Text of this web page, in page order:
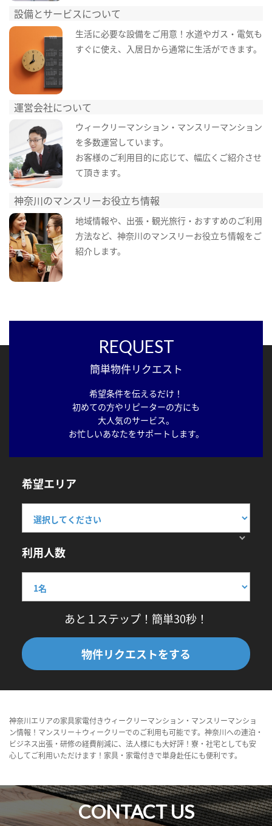
設備とサービスについて
生活に必要な設備をご用意！水道やガス・電気も
すぐに使え、入居日から通常に生活ができます。
運営会社について
ウィークリーマンション・マンスリーマンション
を多数運営しています。
お客様のご利用目的に応じて、幅広くご紹介させ
て頂きます。
神奈川のマンスリーお役立ち情報
地域情報や、出張・観光旅行・おすすめのご利用
方法など、神奈川のマンスリーお役立ち情報をご
紹介します。
REQUEST
簡単物件リクエスト
希望条件を伝えるだけ！
初めての方やリピーターの方にも
大人気のサービス。
お忙しいあなたをサポートします。
希望エリア
利用人数
あと１ステップ！簡単30秒！
物件リクエストをする
神奈川エリアの家具家電付きウィークリーマンション・マンスリーマンショ
ン情報！マンスリー＋ウィークリーでのご利用も可能です。神奈川への連泊・
ビジネス出張・研修の経費削減に、法人様にも大好評！寮・社宅としても安
心してご利用いただけます！家具・家電付きで単身赴任にも便利です。
CONTACT US